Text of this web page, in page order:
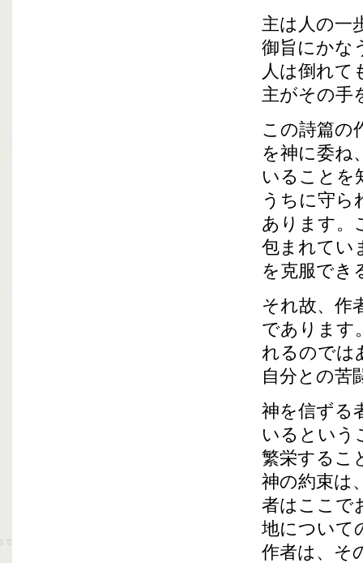
主は人の一
御旨にかな
人は倒れて
主がその手
この詩篇の
を神に委ね
いることを
うちに守ら
あります。
包まれてい
を克服でき
それ故、作
であります
れるのでは
自分との苦
神を信ずる
いるという
繁栄するこ
神の約束は
者はここで
地について
作者は、そ